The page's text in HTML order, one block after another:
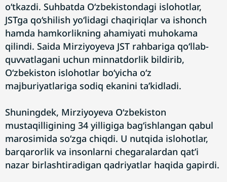
o‘tkazdi. Suhbatda O‘zbekistondagi islohotlar,
JSTga qo‘shilish yo‘lidagi chaqiriqlar va ishonch
hamda hamkorlikning ahamiyati muhokama
qilindi. Saida Mirziyoyeva JST rahbariga qo‘llab-
quvvatlagani uchun minnatdorlik bildirib,
O‘zbekiston islohotlar bo‘yicha o‘z
majburiyatlariga sodiq ekanini ta’kidladi.
Shuningdek, Mirziyoyeva O‘zbekiston
mustaqilligining 34 yilligiga bag‘ishlangan qabul
marosimida so‘zga chiqdi. U nutqida islohotlar,
barqarorlik va insonlarni chegaralardan qat’i
nazar birlashtiradigan qadriyatlar haqida gapirdi.